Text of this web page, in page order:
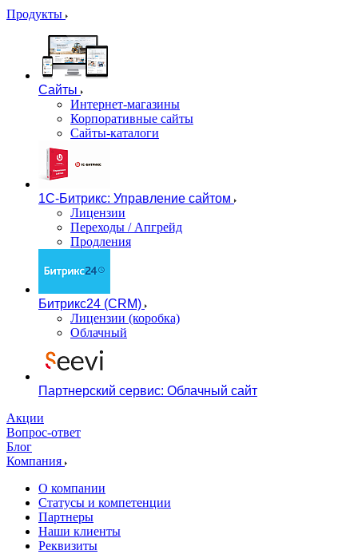
Продукты
Сайты
Интернет-магазины
Корпоративные сайты
Сайты-каталоги
1С-Битрикс: Управление сайтом
Лицензии
Переходы / Апгрейд
Продления
Битрикс24 (CRM)
Лицензии (коробка)
Облачный
Партнерский сервис: Облачный сайт
Акции
Вопрос-ответ
Блог
Компания
О компании
Статусы и компетенции
Партнеры
Наши клиенты
Реквизиты